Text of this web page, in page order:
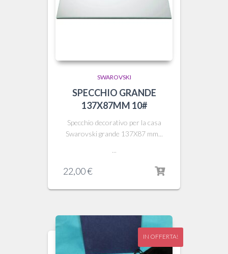
SWAROVSKI
SPECCHIO GRANDE
137X87MM 10#
Specchio decorativo per la casa
Swarovski grande 137X87 mm...
22,00€
IN OFFERTA!